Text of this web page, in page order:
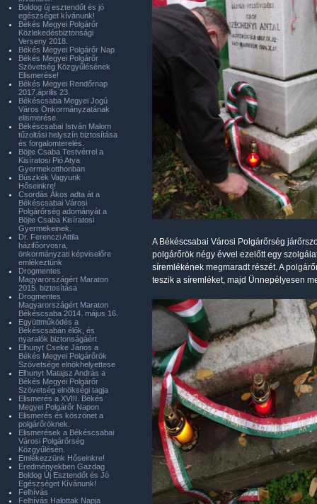
A Békéscsabai Városi Polgárőrség
polgárőrök négy évvel ezelőtt egy
síremlékének megmaradt részét. A
teszik a síremléket, majd Ünnepélyesen
Boldog új esztendőt és jó
egészséget kívánunk!
Békés Megyei Polgárőr
Közlekedésbiztonsági
Verseny 2018.
Békés Megyei Polgárőr Nap
Békés Megyei Polgárőr
Szövetség Közgyűlésének
Elismerése!
Békés Megyei Rendőrnap
2017.április 23.
Békéscsaba Megyei Jogú
Város Önkormányzatának
elismerése.
Békéscsabai István Malom
tűzoltási helyszín biztosítása
és forgalomterelés.
Böjte Csaba Testvérrel a
Kisíratosi Pió Atya
Gyermekotthonban
Büszkék Vagyunk
Hőseinkre!
Csordás Ákos adta át a
Békéscsabai Városi
Polgárőrség adományát a
Böjte Csaba Kisíratosi
Gyermekeinek.
Dr. Ferenczi Attila
házifőorvosra,
önkormányzati képviselőre
emlékeztünk
Drogmentes
Magyarországért Maraton
2015. biztosítása
Drogmentes
Magyarországért Maraton
Békéscsaba 2014. május 16.
Együttműködés a
Békéscsabán élők, és
nyaralók biztonságáért
Elhunyt Cseke János a
Békés Megyei Polgárőrök
Szövetsége elnökhelyettese
Elhunyt Matajsz András a
Békés Megyei Polgárőr
Szövetség elnökségi tagja
Elismerés a XVIII. Békés
Megyei Polgárőr Napon
Elismerés és köszönet a
polgárőröknek.
Elismerések a Békéscsabai
Városi Polgárőrség
Közgyűlésén.
Emlékezzünk Hőseinkre!
Eredményekben Gazdag
Boldog Új Esztendőt és Jó
Egészséget Kívánunk!
Felhívás
Felhívás Halottak Napja